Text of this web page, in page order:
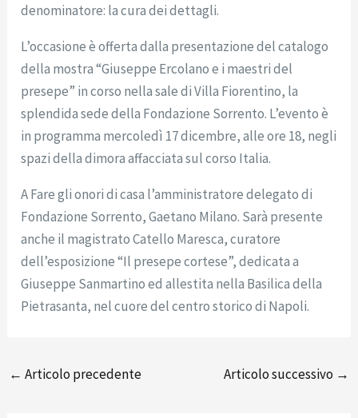
denominatore: la cura dei dettagli.
L’occasione è offerta dalla presentazione del catalogo
della mostra “Giuseppe Ercolano e i maestri del
presepe” in corso nella sale di Villa Fiorentino, la
splendida sede della Fondazione Sorrento. L’evento è
in programma mercoledì 17 dicembre, alle ore 18, negli
spazi della dimora affacciata sul corso Italia.
A Fare gli onori di casa l’amministratore delegato di
Fondazione Sorrento, Gaetano Milano. Sarà presente
anche il magistrato Catello Maresca, curatore
dell’esposizione “Il presepe cortese”, dedicata a
Giuseppe Sanmartino ed allestita nella Basilica della
Pietrasanta, nel cuore del centro storico di Napoli.
← Articolo precedente Articolo successivo →